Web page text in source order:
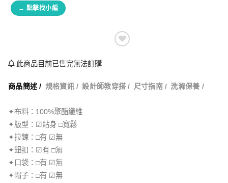
→ 點擊找小編
此商品目前已售完無法訂購
商品簡述 / 規格資訊 / 設計師教穿搭 / 尺寸指南 / 洗滌保養 /
✦布料：100%聚酯纖維
✦版型：☑貼身 □寬鬆
✦拉鍊：□有 ☑無
✦鈕扣：☑有 □無
✦口袋：□有 ☑無
✦帽子：□有 ☑無